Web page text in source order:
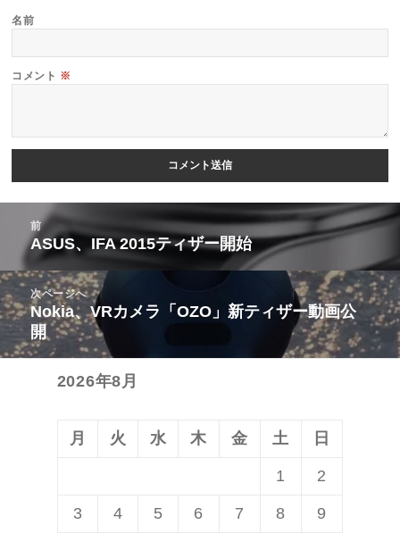
名前
コメント ※
ビ
ゲ
ー
前
前
の
投
稿:
ASUS、IFA 2015ティザー開始
次ページへ
次
の
投
Nokia、VRカメラ「OZO」新ティザー動画公
開
2026年8月
月 火 水 木 金 土 日
1 2
3 4 5 6 7 8 9